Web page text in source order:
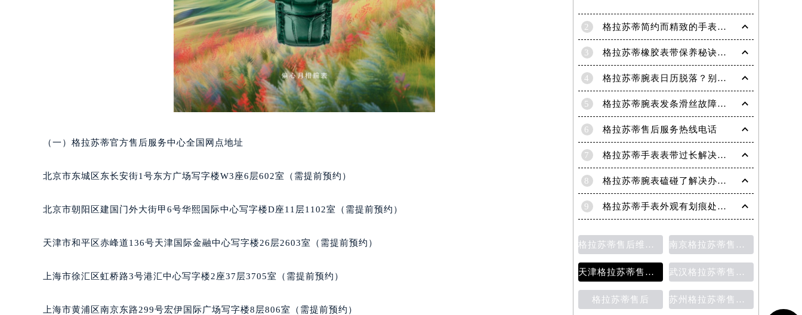
（一）格拉苏蒂官方售后服务中心全国网点地址
北京市东城区东长安街1号东方广场写字楼W3座6层602室（需提前预约）
北京市朝阳区建国门外大街甲6号华熙国际中心写字楼D座11层1102室（需提前预约）
天津市和平区赤峰道136号天津国际金融中心写字楼26层2603室（需提前预约）
上海市徐汇区虹桥路3号港汇中心写字楼2座37层3705室（需提前预约）
上海市黄浦区南京东路299号宏伊国际广场写字楼8层806室（需提前预约）
2 格拉苏蒂简约而精致的手表，Lady Serenade Karree腕表
3 格拉苏蒂橡胶表带保养秘诀：守护彩虹色彩，拒绝老化
4 格拉苏蒂腕表日历脱落？别急，这里有解决妙招
5 格拉苏蒂腕表发条滑丝故障？专业修复技巧大揭秘
6 格拉苏蒂售后服务热线电话
7 格拉苏蒂手表表带过长解决方法（轻松调整佩戴舒适度指南）
8 格拉苏蒂腕表磕碰了解决办法汇总（日常保养与修复技巧）
9 格拉苏蒂手表外观有划痕处理方法详解（轻松修复爱表的小技巧）
格拉苏蒂售后维修保养价目表 南京格拉苏蒂售后维修保养费用说明
天津格拉苏蒂售后维修保养费用价目表 武汉格拉苏蒂售后维修保养费用
格拉苏蒂售后 苏州格拉苏蒂售后维修保养价目表